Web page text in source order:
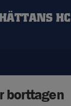
HC
borttagen